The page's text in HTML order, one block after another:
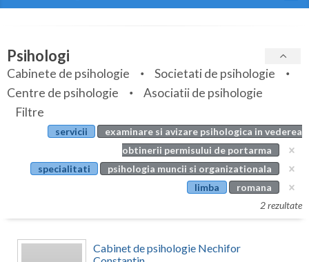
Arges
Bihor
Bistrita-Nasaud
Botosani
Brasov
Specialitati
Servicii
Articole
Evenimente
Cabinet
Psihologi
Cabinete de psihologie
Societati de psihologie
Centre de psihologie
Asociatii de psihologie
Filtre
servicii
examinare si avizare psihologica in vederea
obtinerii permisului de portarma
specialitati
psihologia muncii si organizationala
limba
romana
2 rezultate
Cabinet de psihologie Nechifor